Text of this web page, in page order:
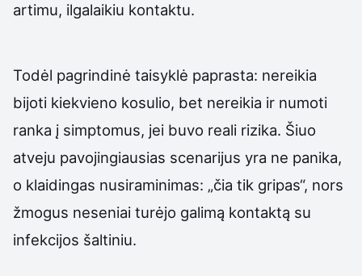
artimu, ilgalaikiu kontaktu.
Todėl pagrindinė taisyklė paprasta: nereikia
bijoti kiekvieno kosulio, bet nereikia ir numoti
ranka į simptomus, jei buvo reali rizika. Šiuo
atveju pavojingiausias scenarijus yra ne panika,
o klaidingas nusiraminimas: „čia tik gripas“, nors
žmogus neseniai turėjo galimą kontaktą su
infekcijos šaltiniu.